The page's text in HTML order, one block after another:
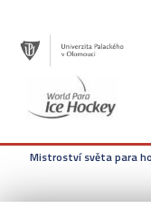
Mistroství světa para